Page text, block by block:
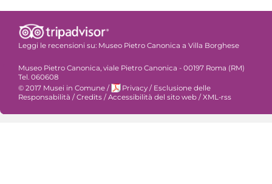
Leggi le recensioni su: Museo Pietro Canonica a Villa Borghese
Museo Pietro Canonica, viale Pietro Canonica - 00197 Roma (RM)
Tel. 060608
© 2017 Musei in Comune / Privacy / Esclusione delle
Responsabilità /Credits /Accessibilità del sito web /XML-rss